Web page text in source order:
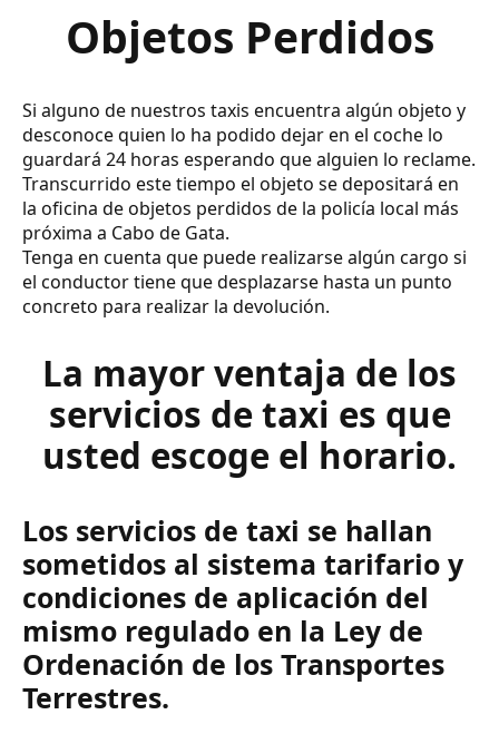
Objetos Perdidos
Si alguno de nuestros taxis encuentra algún objeto y
desconoce quien lo ha podido dejar en el coche lo
guardará 24 horas esperando que alguien lo reclame.
Transcurrido este tiempo el objeto se depositará en
la oficina de objetos perdidos de la policía local más
próxima a Cabo de Gata.
Tenga en cuenta que puede realizarse algún cargo si
el conductor tiene que desplazarse hasta un punto
concreto para realizar la devolución.
La mayor ventaja de los
servicios de taxi es que
usted escoge el horario.
Los servicios de taxi se hallan
sometidos al sistema tarifario y
condiciones de aplicación del
mismo regulado en la Ley de
Ordenación de los Transportes
Terrestres.